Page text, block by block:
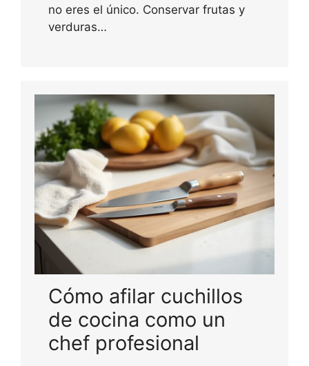
no eres el único. Conservar frutas y
verduras…
Cómo afilar cuchillos
de cocina como un
chef profesional